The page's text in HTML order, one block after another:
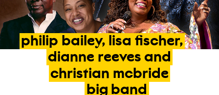
philip bailey, lisa fischer,
dianne reeves and
christian mcbride
big band